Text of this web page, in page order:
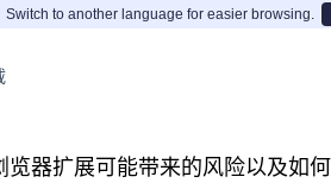
Switch to another language for easier browsing.
器扩展可能带来的风险以及如何